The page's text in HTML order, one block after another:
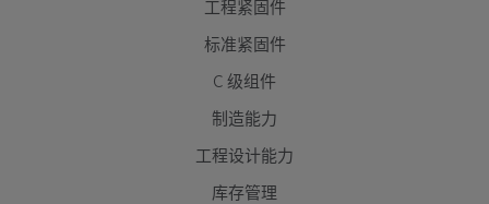
工程紧固件
标准紧固件
C 级组件
制造能力
工程设计能力
库存管理